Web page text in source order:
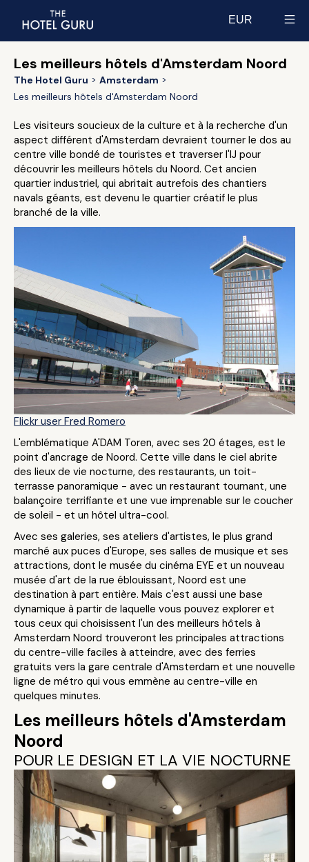
EUR
Les meilleurs hôtels d'Amsterdam Noord
The Hotel Guru
Amsterdam
Les meilleurs hôtels d'Amsterdam Noord
Les visiteurs soucieux de la culture et à la recherche d'un
aspect différent d'Amsterdam devraient tourner le dos au
centre ville bondé de touristes et traverser l'IJ pour
découvrir les meilleurs hôtels du Noord. Cet ancien
quartier industriel, qui abritait autrefois des chantiers
navals géants, est devenu le quartier créatif le plus
branché de la ville.
Flickr user Fred Romero
L'emblématique A'DAM Toren, avec ses 20 étages, est le
point d'ancrage de Noord. Cette ville dans le ciel abrite
des lieux de vie nocturne, des restaurants, un toit-
terrasse panoramique - avec un restaurant tournant, une
balançoire terrifiante et une vue imprenable sur le coucher
de soleil - et un hôtel ultra-cool.
Avec ses galeries, ses ateliers d'artistes, le plus grand
marché aux puces d'Europe, ses salles de musique et ses
attractions, dont le musée du cinéma EYE et un nouveau
musée d'art de la rue éblouissant, Noord est une
destination à part entière. Mais c'est aussi une base
dynamique à partir de laquelle vous pouvez explorer et
tous ceux qui choisissent l'un des meilleurs hôtels à
Amsterdam Noord trouveront les principales attractions
du centre-ville faciles à atteindre, avec des ferries
gratuits vers la gare centrale d'Amsterdam et une nouvelle
ligne de métro qui vous emmène au centre-ville en
quelques minutes.
Les meilleurs hôtels d'Amsterdam
Noord
POUR LE DESIGN ET LA VIE NOCTURNE